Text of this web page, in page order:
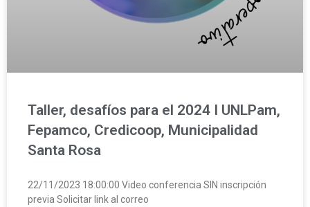
Taller, desafíos para el 2024 I UNLPam,
Fepamco, Credicoop, Municipalidad
Santa Rosa
22/11/2023 18:00:00 Video conferencia SIN inscripción
previa Solicitar link al correo